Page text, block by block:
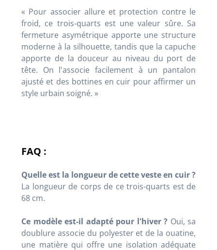
« Pour associer allure et protection contre le
froid, ce trois-quarts est une valeur sûre. Sa
fermeture asymétrique apporte une structure
moderne à la silhouette, tandis que la capuche
apporte de la douceur au niveau du port de
tête. On l'associe facilement à un pantalon
ajusté et des bottines en cuir pour affirmer un
style urbain soigné. »
FAQ :
Quelle est la longueur de cette veste en cuir ?
La longueur de corps de ce trois-quarts est de
68 cm.
Ce modèle est-il adapté pour l'hiver ? Oui, sa
doublure associe du polyester et de la ouatine,
une matière qui offre une isolation adéquate